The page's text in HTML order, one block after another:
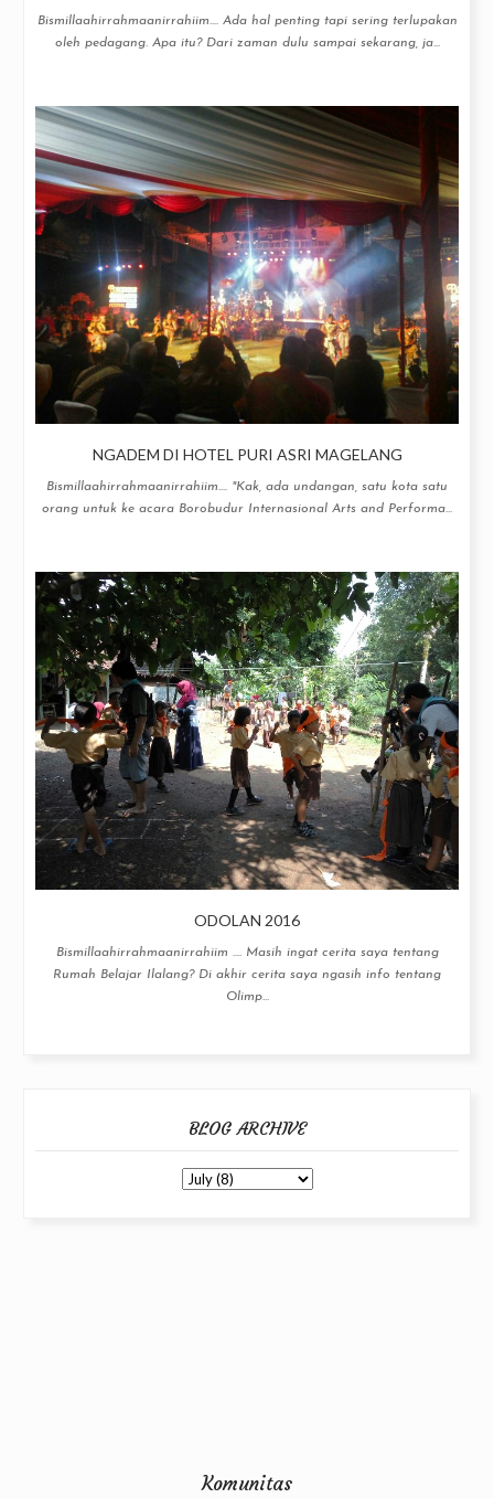
Bismillaahirrahmaanirrahiim.... Ada hal penting tapi sering terlupakan
oleh pedagang. Apa itu? Dari zaman dulu sampai sekarang, ja...
NGADEM DI HOTEL PURI ASRI MAGELANG
Bismillaahirrahmaanirrahiim.... "Kak, ada undangan, satu kota satu
orang untuk ke acara Borobudur Internasional Arts and Performa...
ODOLAN 2016
Bismillaahirrahmaanirrahiim .... Masih ingat cerita saya tentang
Rumah Belajar Ilalang? Di akhir cerita saya ngasih info tentang
Olimp...
BLOG ARCHIVE
Komunitas